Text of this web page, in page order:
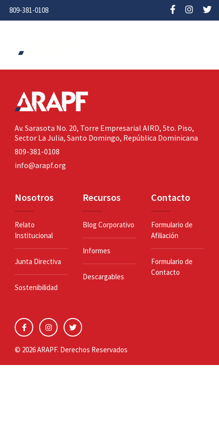
809-381-0108
Av. Sarasota No. 20, Torre Empresarial AIRD, 5to. Piso,
Sector La Julia, Santo Domingo, República Dominicana
809-381-0108
info@arapf.org
Nosotros
Relato
Institucional
Junta Directiva
Sostenibilidad
Recursos
Blog Corporativo
Informes
Descargables
Contacto
Formulario de
Afiliación
Formulario de
Contacto
© 2026 ARAPF. Derechos Reservados